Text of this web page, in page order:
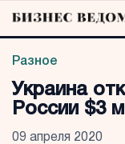
Разное
Украина
России $3
09 апреля 2020